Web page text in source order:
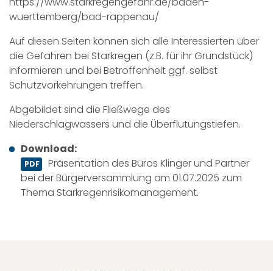
wuerttemberg/bad-rappenau/
Auf diesen Seiten können sich alle Interessierten über
die Gefahren bei Starkregen (z.B. für ihr Grundstück)
informieren und bei Betroffenheit ggf. selbst
Schutzvorkehrungen treffen.
Abgebildet sind die Fließwege des
Niederschlagwassers und die Überflutungstiefen.
Download:
Präsentation des Büros Klinger und Partner
bei der Bürgerversammlung am 01.07.2025 zum
Thema Starkregenrisikomanagement.